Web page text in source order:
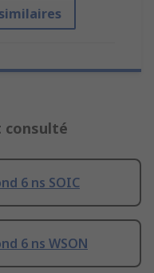
consulté
6 ns SOIC
6 ns WSON